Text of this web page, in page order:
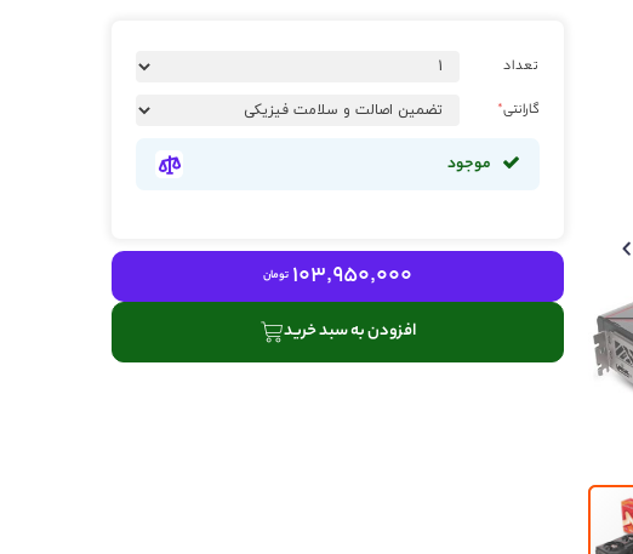
تعداد
گارانتی
موجود
103٬950٬000 تومان
افزودن به سبد خرید